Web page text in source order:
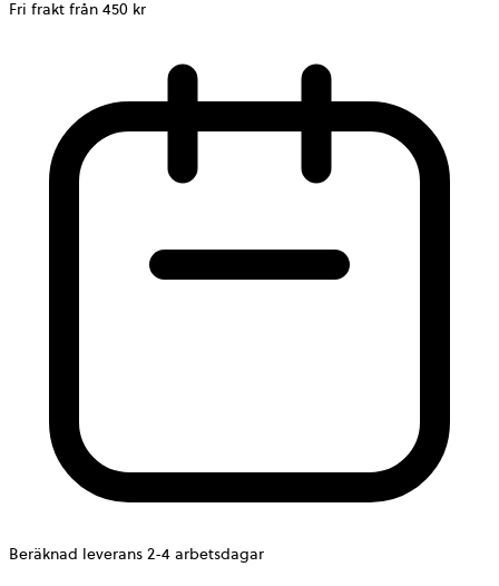
Fri frakt från 450 kr
Beräknad leverans 2-4 arbetsdagar